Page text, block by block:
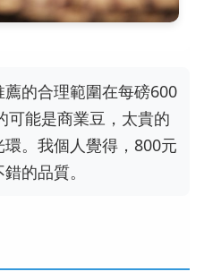
的合理範圍在每磅600
可能是商業豆，太貴的
。我個人覺得，800元
的品質。